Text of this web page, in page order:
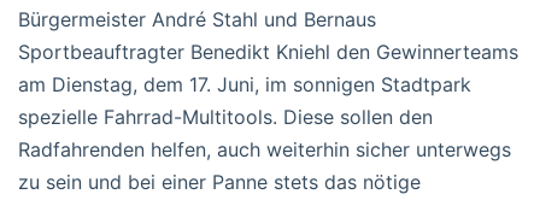
Bürgermeister André Stahl und Bernaus
Sportbeauftragter Benedikt Kniehl den Gewinnerteams
am Dienstag, dem 17. Juni, im sonnigen Stadtpark
spezielle Fahrrad-Multitools. Diese sollen den
Radfahrenden helfen, auch weiterhin sicher unterwegs
zu sein und bei einer Panne stets das nötige